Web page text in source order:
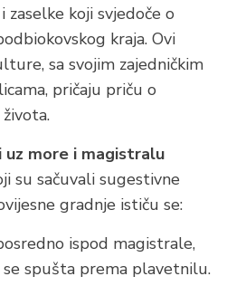
10, 21322 Brela
nas
nas
zaselke koji svjedoče o
kraja. Ovi
sa svojim zajedničkim
pričaju priču o
uz more i magistralu
su sačuvali sugestivne
gradnje ističu se:
ispod magistrale,
se spušta prema plavetnilu.